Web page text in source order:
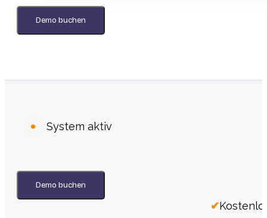
Demo buchen
System aktiv
Demo buchen